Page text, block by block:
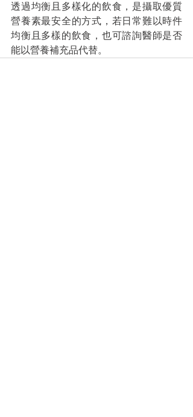
透過均衡且多樣化的飲食，是攝取優質
營養素最安全的方式，若日常難以時件
均衡且多樣的飲食，也可諮詢醫師是否
能以營養補充品代替。